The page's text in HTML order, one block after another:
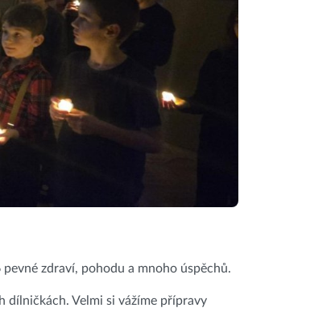
zdraví, pohodu a mnoho úspěchů.
dílničkách. Velmi si vážíme přípravy